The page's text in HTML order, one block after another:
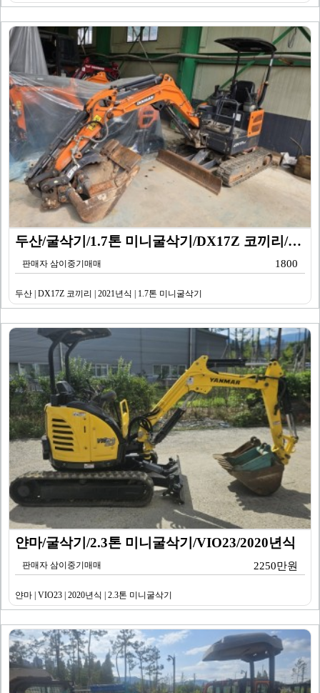
두산/굴삭기/1.7톤 미니굴삭기/DX17Z 코끼리/20…
판매자 삼이중기매매 1800
두산 | DX17Z 코끼리 | 2021년식 | 1.7톤 미니굴삭기
얀마/굴삭기/2.3톤 미니굴삭기/VIO23/2020년식
판매자 삼이중기매매 2250만원
얀마 | VIO23 | 2020년식 | 2.3톤 미니굴삭기